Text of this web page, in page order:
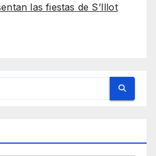
las fiestas de S’Illot